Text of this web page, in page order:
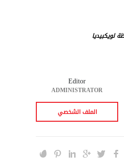
لويكبيديا
Editor
ADMINISTRATOR
الملف الشخصي